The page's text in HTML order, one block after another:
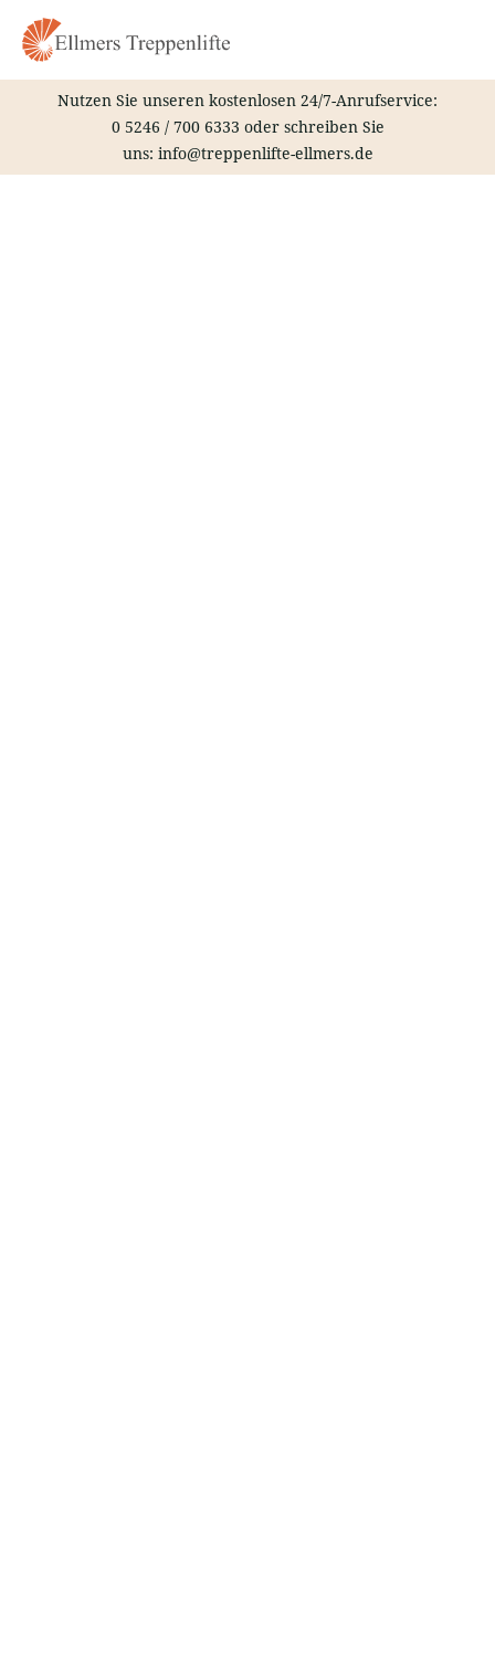
Inhalt
springen
Nutzen Sie unseren kostenlosen 24/7-Anrufservice:
0 5246 / 700 6333 oder schreiben Sie
uns: info@treppenlifte-ellmers.de